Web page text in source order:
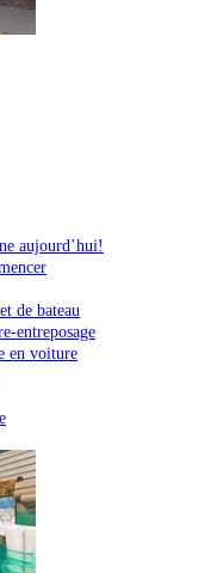
aujourd’hui!
de bateau
entreposage
en voiture